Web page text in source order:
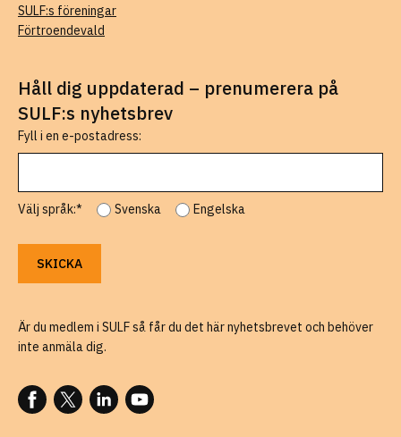
SULF:s föreningar
Förtroendevald
Håll dig uppdaterad – prenumerera på
SULF:s nyhetsbrev
Fyll i en e-postadress:
Välj språk:* Svenska Engelska
Är du medlem i SULF så får du det här nyhetsbrevet och behöver
inte anmäla dig.
FÖLJ OSS PÅ FACEBOOK
FÖLJ OSS PÅ X
FÖLJ OSS PÅ LINKEDIN
FÖLJ OSS PÅ YOUTUBE